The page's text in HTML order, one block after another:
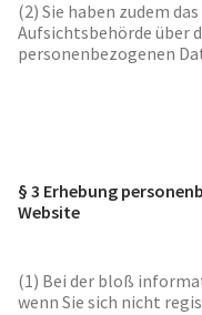
(2) Sie haben zudem
Aufsichtsbehörde über
personenbezogenen
§ 3 Erhebung
Website
(1) Bei der bloß
wenn Sie sich nicht